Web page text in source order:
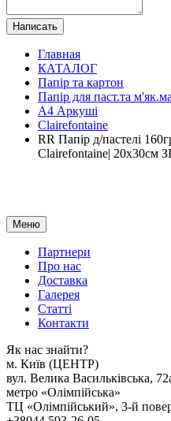
Написать
Главная
КАТАЛОГ
Папір та картон
Папір для паст.та
А4 Аркуші
Clairefontaine
RR Папір д/пастелі
Clairefontaine|
Меню
Партнери
Про нас
Доставка
Галерея
Статтi
Контакти
Як наc знайти?
м. Киïв (ЦЕНТР)
вул. Велика Васильківська,
метро «Олімпійська»
ТЦ «Олімпійський», 3-й